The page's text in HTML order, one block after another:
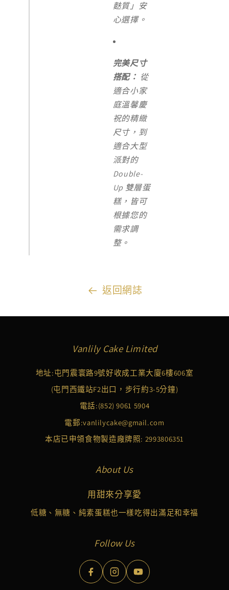
麩質」安
心選擇。
完美尺寸
搭配： 從
適合小家
庭溫馨慶
祝的精緻
尺寸，到
適合大型
派對的
Double-
Up 雙層蛋
糕，皆可
根據您的
需求調
整。
返回網誌
Vanlily Cake Limited
地址:屯門震寰路9號好收成工業大廈6樓606室
(屯門西鐵站F2出口，步行約3-5分鐘)
電話:(852) 9061 5904
電郵:vanlilycake@gmail.com
本店已申領食物製造廠牌照: 2993806351
About Us
用甜來分享愛
低糖、無糖、純素蛋糕也一樣吃得出滿足和幸福
Follow Us